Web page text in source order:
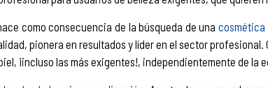
como consecuencia de la búsqueda de una cosmética
pionera en resultados y líder en el sector
¡incluso las más exigentes!, independientemente de la